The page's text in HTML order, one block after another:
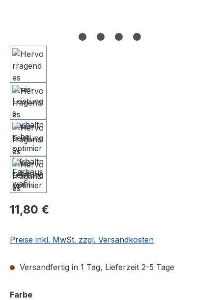
Regulärer Preis:
11,80 €
Preise inkl. MwSt. zzgl. Versandkosten
Versandfertig in 1 Tag, Lieferzeit 2-5 Tage
Farbeauswählen